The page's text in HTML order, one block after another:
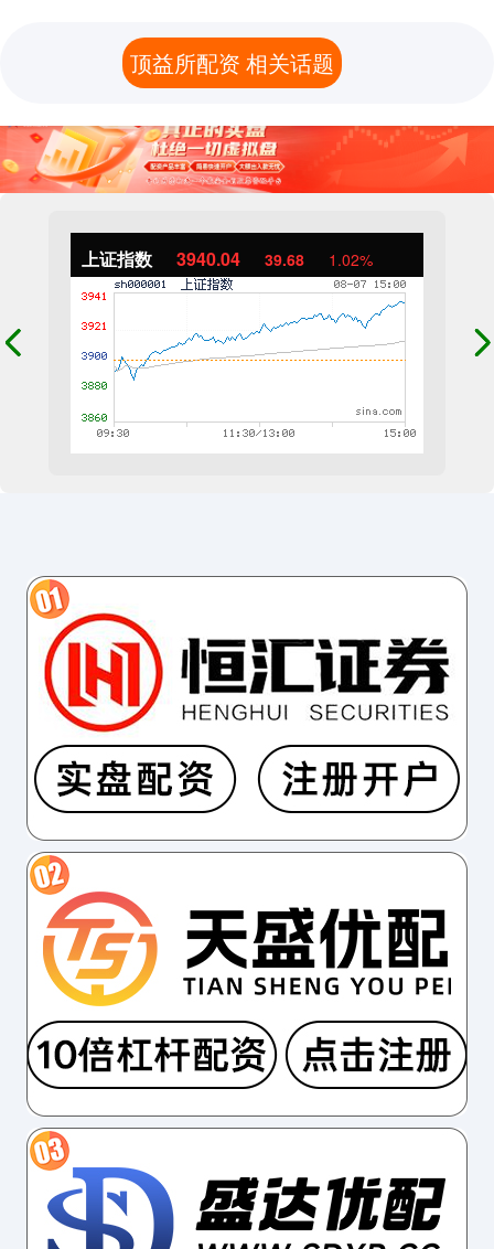
上证指数 3940.04 39.68 1.02%
顶益所配资 相关话题